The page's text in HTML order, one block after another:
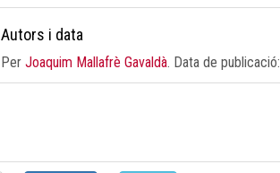
Autors i data
Per Joaquim Mallafrè Gavaldà. Data de publicació: